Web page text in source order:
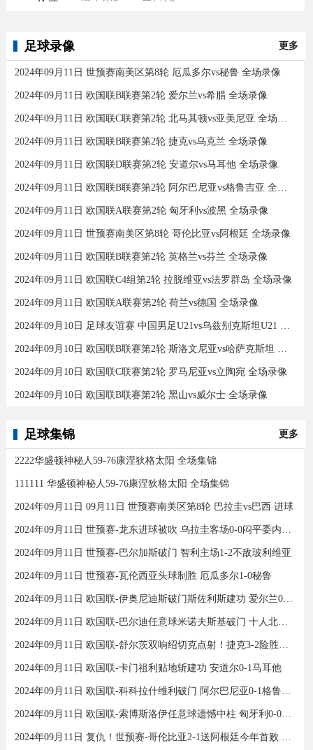
足球录像 更多
2024年09月11日 世预赛南美区第8轮 厄瓜多尔vs秘鲁 全场录像
2024年09月11日 欧国联B联赛第2轮 爱尔兰vs希腊 全场录像
2024年09月11日 欧国联C联赛第2轮 北马其顿vs亚美尼亚 全场录像
2024年09月11日 欧国联B联赛第2轮 捷克vs乌克兰 全场录像
2024年09月11日 欧国联D联赛第2轮 安道尔vs马耳他 全场录像
2024年09月11日 欧国联B联赛第2轮 阿尔巴尼亚vs格鲁吉亚 全场录像
2024年09月11日 欧国联A联赛第2轮 匈牙利vs波黑 全场录像
2024年09月11日 世预赛南美区第8轮 哥伦比亚vs阿根廷 全场录像
2024年09月11日 欧国联B联赛第2轮 英格兰vs芬兰 全场录像
2024年09月11日 欧国联C4组第2轮 拉脱维亚vs法罗群岛 全场录像
2024年09月11日 欧国联A联赛第2轮 荷兰vs德国 全场录像
2024年09月10日 足球友谊赛 中国男足U21vs乌兹别克斯坦U21 全场录像
2024年09月10日 欧国联B联赛第2轮 斯洛文尼亚vs哈萨克斯坦 全场录像
2024年09月10日 欧国联C联赛第2轮 罗马尼亚vs立陶宛 全场录像
2024年09月10日 欧国联B联赛第2轮 黑山vs威尔士 全场录像
足球集锦 更多
2222华盛顿神秘人59-76康涅狄格太阳 全场集锦
111111 华盛顿神秘人59-76康涅狄格太阳 全场集锦
2024年09月11日 09月11日 世预赛南美区第8轮 巴拉圭vs巴西 进球
2024年09月11日 世预赛-龙东进球被吹 乌拉圭客场0-0闷平委内瑞拉
2024年09月11日 世预赛-巴尔加斯破门 智利主场1-2不敌玻利维亚
2024年09月11日 世预赛-瓦伦西亚头球制胜 厄瓜多尔1-0秘鲁
2024年09月11日 欧国联-伊奥尼迪斯破门斯佐利斯建功 爱尔兰0-2希腊
2024年09月11日 欧国联-巴尔迪任意球米诺夫斯基破门 十人北马其顿2-0亚美尼亚
2024年09月11日 欧国联-舒尔茨双响绍切克点射！捷克3-2险胜乌克兰
2024年09月11日 欧国联-卡门祖利贴地斩建功 安道尔0-1马耳他
2024年09月11日 欧国联-科科拉什维利破门 阿尔巴尼亚0-1格鲁吉亚
2024年09月11日 欧国联-索博斯洛伊任意球遗憾中柱 匈牙利0-0战平波黑
2024年09月11日 复仇！世预赛-哥伦比亚2-1送阿根廷今年首败 J罗传射奥塔门迪送点